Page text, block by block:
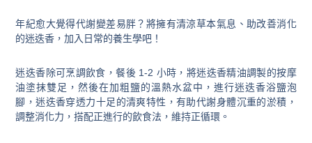
年紀愈大覺得代謝變差易胖？將擁有清涼草本氣息、助改善消化
的迷迭香，加入日常的養生學吧！
迷迭香除可烹調飲食，餐後 1-2 小時，將迷迭香精油調製的按摩
油塗抹雙足，然後在加粗鹽的溫熱水盆中，進行迷迭香浴鹽泡
腳，迷迭香穿透力十足的清爽特性，有助代謝身體沉重的淤積，
調整消化力，搭配正進行的飲食法，維持正循環。